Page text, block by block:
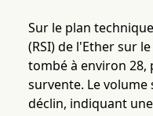
Sur le plan
(RSI) de l'Ether sur
tombé à environ 28,
survente. Le
déclin, indiquant